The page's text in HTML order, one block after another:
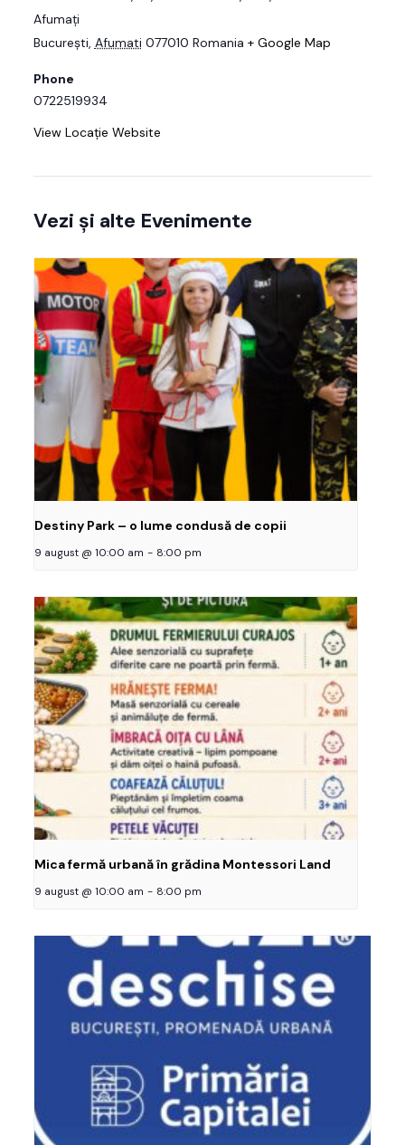
Afumați
București Afumati 077010 Romania + Google Map
Phone
0722519934
View Locație Website
Vezi și alte Evenimente
Destiny Park – o lume condusă de copii
9 august @ 10:00 am - 8:00 pm
Mica fermă urbană în grădina Montessori Land
9 august @ 10:00 am - 8:00 pm